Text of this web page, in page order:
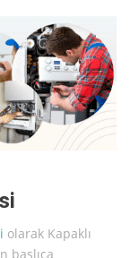
olarak Kapaklı
başlıca